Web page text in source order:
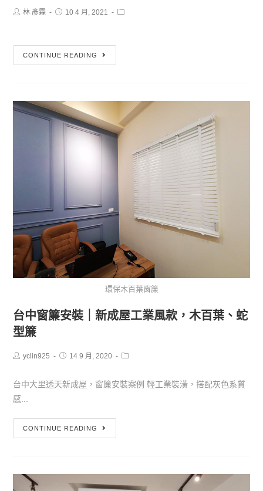
林 彥霖 10 4 月, 2021
CONTINUE READING
環保木百葉窗簾
台中窗簾安裝｜新成屋工業風款，木百葉、蛇
型簾
yclin925 14 9 月, 2020
台中大里透天新成屋，窗簾安裝案例 輕工業裝潢，搭配灰色系質
感...
CONTINUE READING